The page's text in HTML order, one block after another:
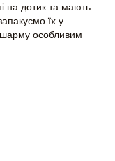
на дотик та мають
їх у
шарму особливим